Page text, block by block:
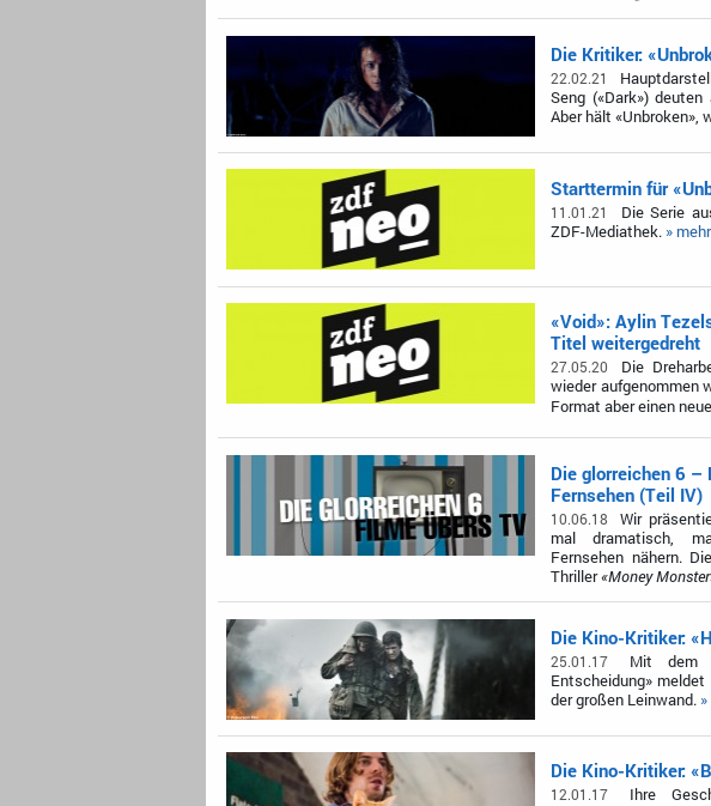
Die Kritiker:
22.02.21
Seng («Dark»)
Aber hält «Unbroken»,
Starttermin für
11.01.21
Die Serie
ZDF-Mediathek. » mehr
«Void»: Aylin
Titel weitergedreht
27.05.20
Die
wieder aufgenommen
Format aber einen
Die glorreichen 6 –
Fernsehen (Teil IV)
10.06.18
Wir
mal dramatisch,
Fernsehen nähern.
Thriller«Money
Die Kino-Kritiker:
25.01.17
Mit dem
Entscheidung»
der großen Leinwand.
Die Kino-Kritiker:
12.01.17
Ihre